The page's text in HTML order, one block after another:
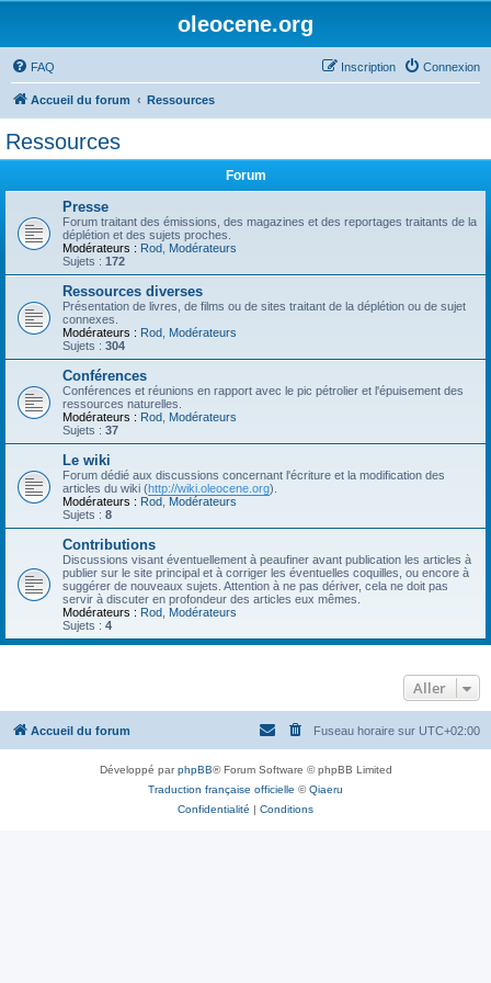
oleocene.org
FAQ Connexion
Inscription
Accueil du forum Ressources
Ressources
Forum
Presse
Forum traitant des émissions, des magazines et des reportages traitants de la
déplétion et des sujets proches.
Modérateurs : Rod Modérateurs
Sujets : 172
Ressources diverses
Présentation de livres, de films ou de sites traitant de la déplétion ou de sujet
connexes.
Modérateurs : Rod Modérateurs
Sujets : 304
Conférences
Conférences et réunions en rapport avec le pic pétrolier et l'épuisement des
ressources naturelles.
Modérateurs : Rod Modérateurs
Sujets : 37
Le wiki
Forum dédié aux discussions concernant l'écriture et la modification des
articles du wiki (http://wiki.oleocene.org).
Modérateurs : Rod Modérateurs
Sujets : 8
Contributions
Discussions visant éventuellement à peaufiner avant publication les articles à
publier sur le site principal et à corriger les éventuelles coquilles, ou encore à
suggérer de nouveaux sujets. Attention à ne pas dériver, cela ne doit pas
servir à discuter en profondeur des articles eux mêmes.
Modérateurs : Rod Modérateurs
Sujets : 4
Aller
Accueil du forum Fuseau horaire sur UTC+02:00
Développé parphpBB® Forum Software © phpBB Limited
Traduction française officielle ©Qiaeru
Confidentialité | Conditions